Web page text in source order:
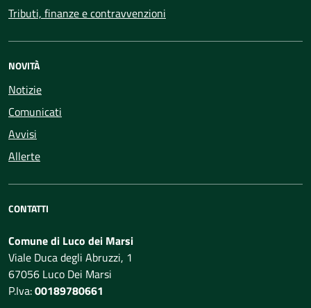
Tributi, finanze e contravvenzioni
NOVITÀ
Notizie
Comunicati
Avvisi
Allerte
CONTATTI
Comune di Luco dei Marsi
Viale Duca degli Abruzzi, 1
67056 Luco Dei Marsi
P.Iva:00189780661